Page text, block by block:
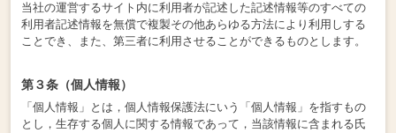
当社の運営するサイト内に利用者が記述した記述情報等のすべての
利用者記述情報を無償で複製その他あらゆる方法により利用しする
ことでき、また、第三者に利用させることができるものとします。
第３条（個人情報）
「個人情報」とは，個人情報保護法にいう「個人情報」を指すもの
とし，生存する個人に関する情報であって，当該情報に含まれる氏